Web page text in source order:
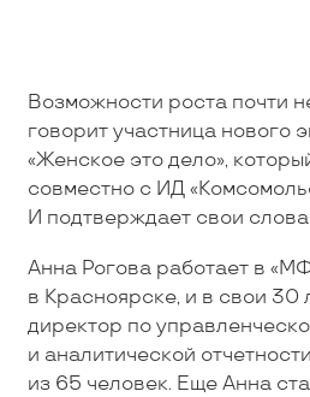
Возможности роста почти
говорит участница нового
«Женское это дело»,
совместно с ИД
И подтверждает свои
Анна Рогова работает в
в Красноярске, и в свои 30
директор по
и аналитической
из 65 человек. Еще Анна